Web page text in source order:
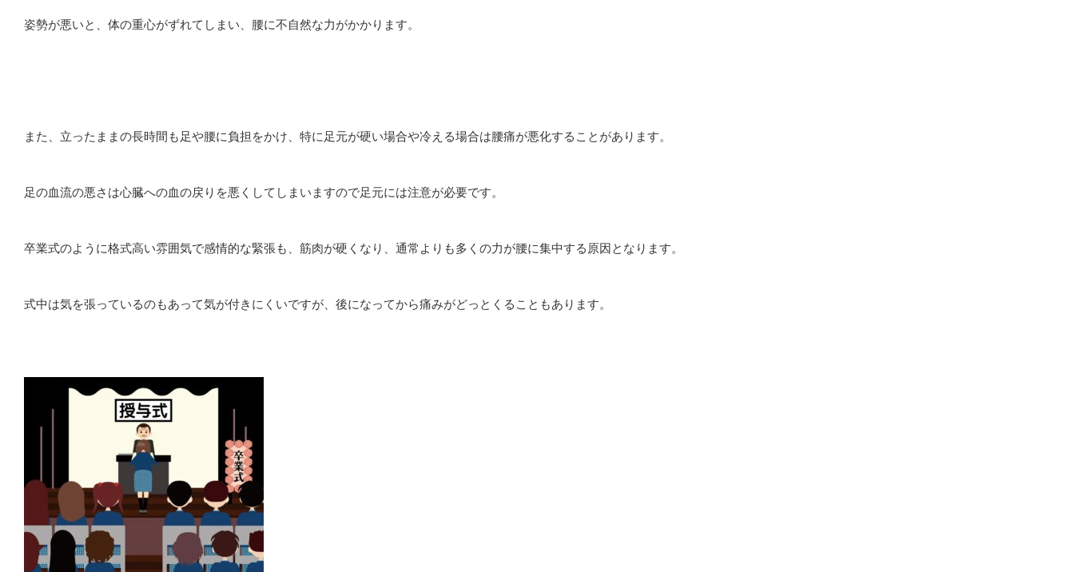
姿勢が悪いと、体の重心がずれてしまい、腰に不自然な力がかかります。
また、立ったままの長時間も足や腰に負担をかけ、特に足元が硬い場合や冷える場合は腰痛が悪化することがあります。
足の血流の悪さは心臓への血の戻りを悪くしてしまいますので足元には注意が必要です。
卒業式のように格式高い雰囲気で感情的な緊張も、筋肉が硬くなり、通常よりも多くの力が腰に集中する原因となります。
式中は気を張っているのもあって気が付きにくいですが、後になってから痛みがどっとくることもあります。